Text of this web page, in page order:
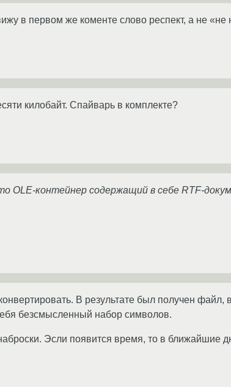
в первом же коменте слово респект, а не «не
килобайт. Спайварь в комплекте?
OLE-контейнер содержащий в себе RTF-
В результате был получен файл,
безсмысленный набор символов.
Эсли появится время, то в ближайшие